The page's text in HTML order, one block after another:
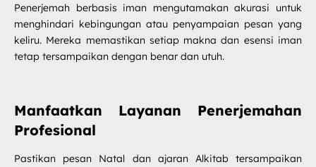
Penerjemah berbasis iman mengutamakan akurasi untuk
menghindari kebingungan atau penyampaian pesan yang
keliru. Mereka memastikan setiap makna dan esensi iman
tetap tersampaikan dengan benar dan utuh.
Manfaatkan Layanan Penerjemahan
Profesional
Pastikan pesan Natal dan ajaran Alkitab tersampaikan